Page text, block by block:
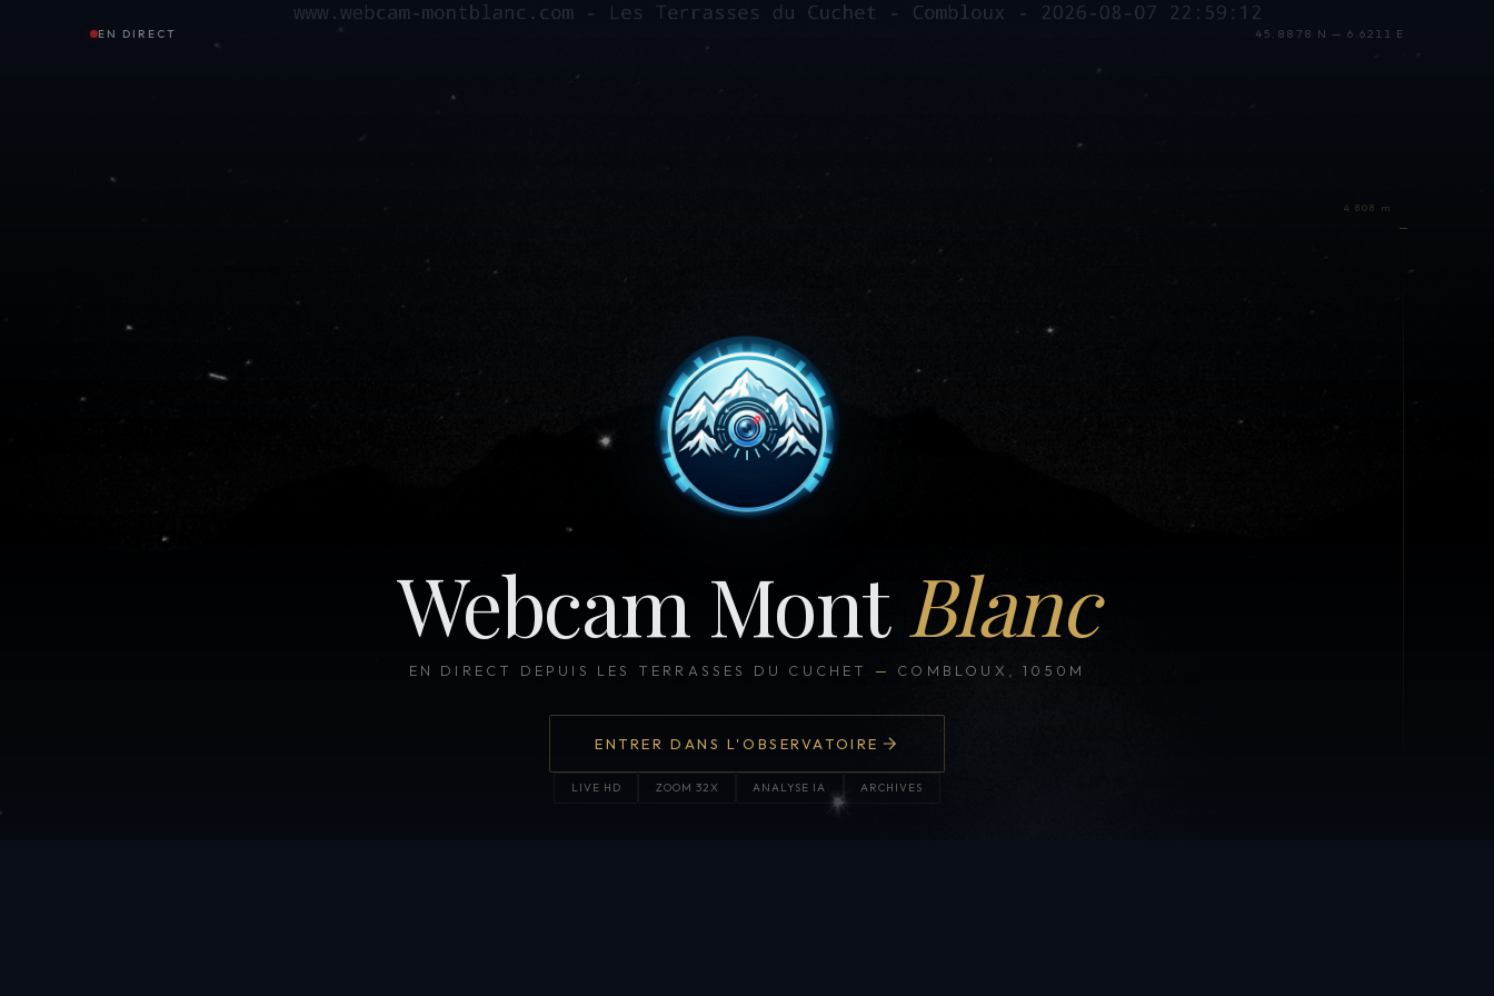
EN DIRECT 45.8878 N — 6.6211 E
Webcam Mont Blanc
EN DIRECT DEPUIS LES TERRASSES DU CUCHET — COMBLOUX, 1050M
ENTRER DANS L'OBSERVATOIRE
LIVE HD ZOOM 32X ANALYSE IA ARCHIVES